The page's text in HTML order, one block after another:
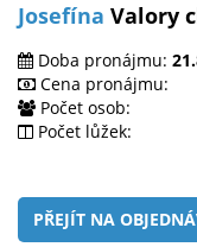
Josefína Valory
Doba pronájmu:
Cena pronájmu:
Počet osob:
Počet lůžek:
PŘEJÍT NA